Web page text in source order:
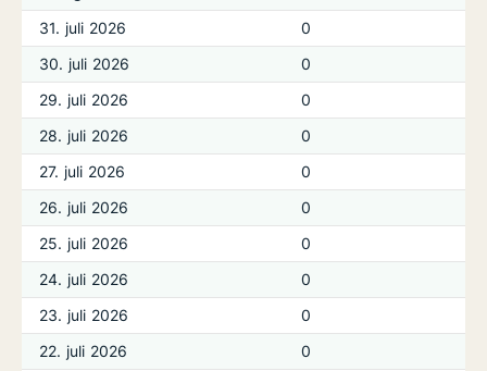
31. juli 2026
0
30. juli 2026
0
29. juli 2026
0
28. juli 2026
0
27. juli 2026
0
26. juli 2026
0
25. juli 2026
0
24. juli 2026
0
23. juli 2026
0
22. juli 2026
0